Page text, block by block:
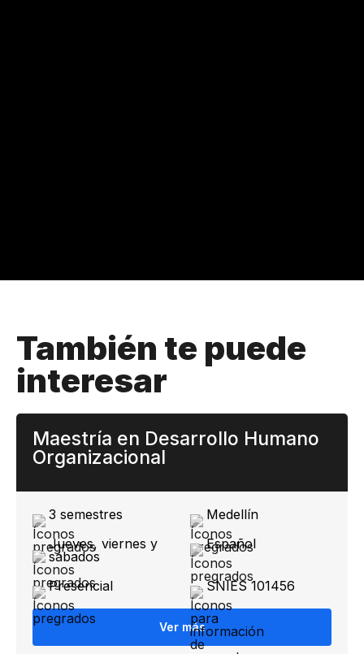
También te puede
interesar
Maestría en Desarrollo Humano
Organizacional
3 semestres
Medellín
Jueves, viernes y
sábados
Español
Presencial SNIES 101456
Ver más